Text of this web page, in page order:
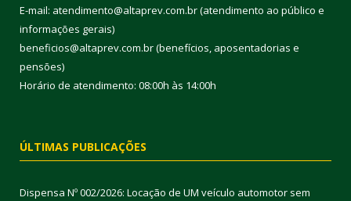
E-mail: atendimento@altaprev.com.br (atendimento ao público e
informações gerais)
beneficios@altaprev.com.br (benefícios, aposentadorias e
pensões)
Horário de atendimento: 08:00h às 14:00h
ÚLTIMAS PUBLICAÇÕES
Dispensa Nº 002/2026: Locação de UM veículo automotor sem